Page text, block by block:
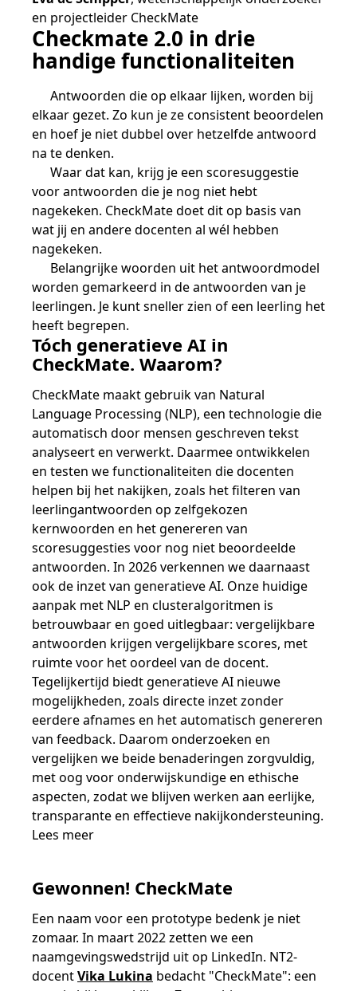
en projectleider CheckMate
Checkmate 2.0 in drie
handige functionaliteiten
Antwoorden die op elkaar lijken, worden bij
elkaar gezet. Zo kun je ze consistent beoordelen
en hoef je niet dubbel over hetzelfde antwoord
na te denken.
Waar dat kan, krijg je een scoresuggestie
voor antwoorden die je nog niet hebt
nagekeken. CheckMate doet dit op basis van
wat jij en andere docenten al wél hebben
nagekeken.
Belangrijke woorden uit het antwoordmodel
worden gemarkeerd in de antwoorden van je
leerlingen. Je kunt sneller zien of een leerling het
heeft begrepen.
Tóch generatieve AI in
CheckMate. Waarom?
CheckMate maakt gebruik van Natural
Language Processing (NLP), een technologie die
automatisch door mensen geschreven tekst
analyseert en verwerkt. Daarmee ontwikkelen
en testen we functionaliteiten die docenten
helpen bij het nakijken, zoals het filteren van
leerlingantwoorden op zelfgekozen
kernwoorden en het genereren van
scoresuggesties voor nog niet beoordeelde
antwoorden. In 2026 verkennen we daarnaast
ook de inzet van generatieve AI. Onze huidige
aanpak met NLP en clusteralgoritmen is
betrouwbaar en goed uitlegbaar: vergelijkbare
antwoorden krijgen vergelijkbare scores, met
ruimte voor het oordeel van de docent.
Tegelijkertijd biedt generatieve AI nieuwe
mogelijkheden, zoals directe inzet zonder
eerdere afnames en het automatisch genereren
van feedback. Daarom onderzoeken en
vergelijken we beide benaderingen zorgvuldig,
met oog voor onderwijskundige en ethische
aspecten, zodat we blijven werken aan eerlijke,
transparante en effectieve nakijkondersteuning.
Lees meer
Gewonnen! CheckMate
Een naam voor een prototype bedenk je niet
zomaar. In maart 2022 zetten we een
naamgevingswedstrijd uit op LinkedIn. NT2-
docentVika Lukina bedacht "CheckMate": een